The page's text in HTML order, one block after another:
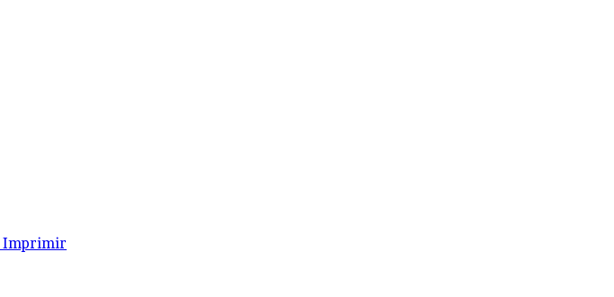
Imprimir